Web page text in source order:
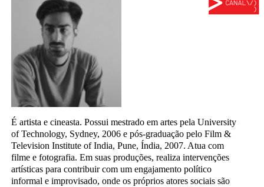
É artista e cineasta. Possui mestrado em artes pela University
of Technology, Sydney, 2006 e pós-graduação pelo Film &
Television Institute of India, Pune, Índia, 2007. Atua com
filme e fotografia. Em suas produções, realiza intervenções
artísticas para contribuir com um engajamento político
informal e improvisado, onde os próprios atores sociais são